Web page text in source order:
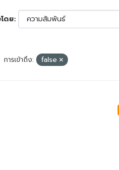
ดย
การเข้าถึง: false